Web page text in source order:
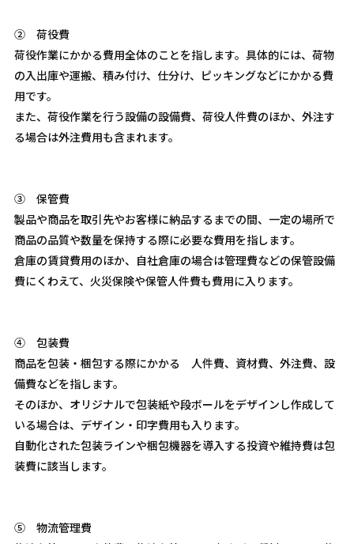
② 荷役費
荷役作業にかかる費用全体のことを指します。具体的には、荷物
の入出庫や運搬、積み付け、仕分け、ピッキングなどにかかる費
用です。
また、荷役作業を行う設備の設備費、荷役人件費のほか、外注す
る場合は外注費用も含まれます。
③ 保管費
製品や商品を取引先やお客様に納品するまでの間、一定の場所で
商品の品質や数量を保持する際に必要な費用を指します。
倉庫の賃貸費用のほか、自社倉庫の場合は管理費などの保管設備
費にくわえて、火災保険や保管人件費も費用に入ります。
④ 包装費
商品を包装・梱包する際にかかる 人件費、資材費、外注費、設
備費などを指します。
そのほか、オリジナルで包装紙や段ボールをデザインし作成して
いる場合は、デザイン・印字費用も入ります。
自動化された包装ラインや梱包機器を導入する投資や維持費は包
装費に該当します。
⑤ 物流管理費